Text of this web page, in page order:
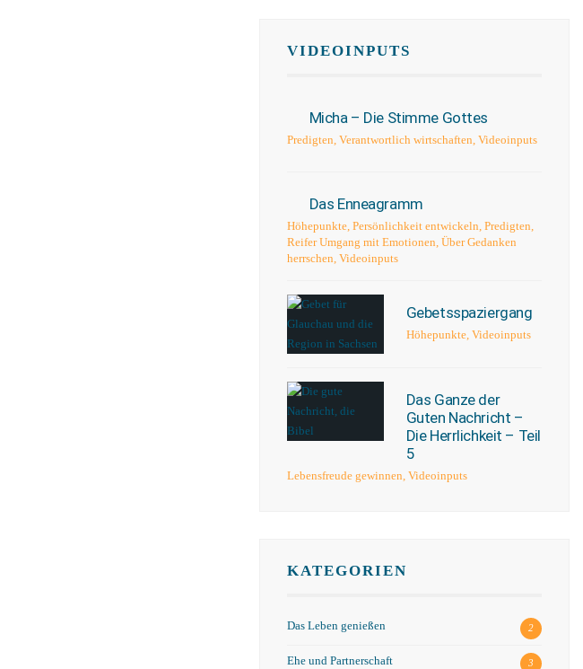
VIDEOINPUTS
Micha – Die Stimme Gottes
Predigten, Verantwortlich wirtschaften, Videoinputs
Das Enneagramm
Höhepunkte, Persönlichkeit entwickeln, Predigten,
Reifer Umgang mit Emotionen, Über Gedanken
herrschen, Videoinputs
Gebetsspaziergang
Höhepunkte, Videoinputs
Das Ganze der
Guten Nachricht –
Die Herrlichkeit – Teil
5
Lebensfreude gewinnen, Videoinputs
KATEGORIEN
Das Leben genießen 2
Ehe und Partnerschaft 3